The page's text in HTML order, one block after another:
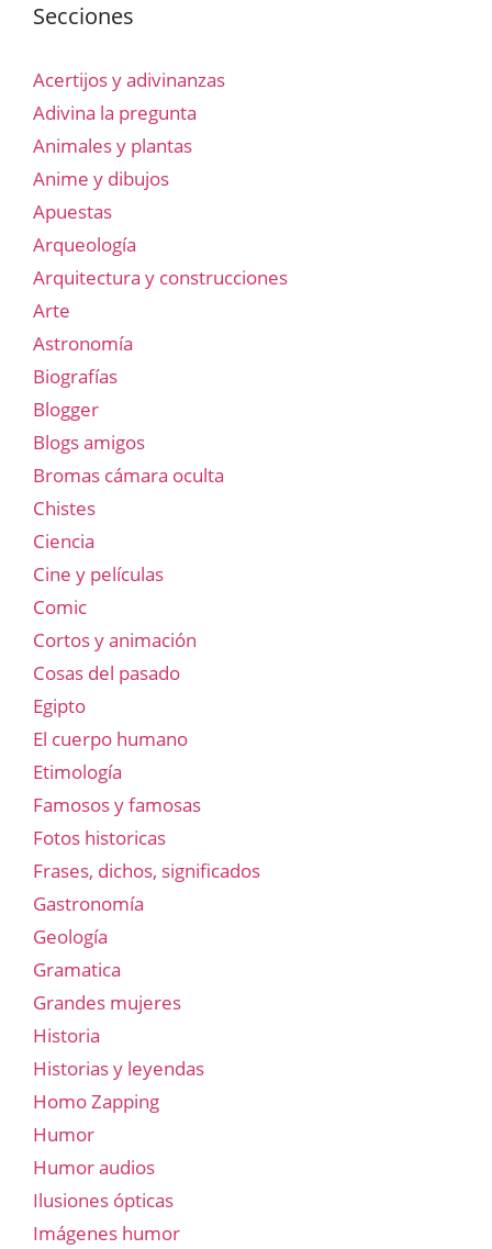
Secciones
Acertijos y adivinanzas
Adivina la pregunta
Animales y plantas
Anime y dibujos
Apuestas
Arqueología
Arquitectura y construcciones
Arte
Astronomía
Biografías
Blogger
Blogs amigos
Bromas cámara oculta
Chistes
Ciencia
Cine y películas
Comic
Cortos y animación
Cosas del pasado
Egipto
El cuerpo humano
Etimología
Famosos y famosas
Fotos historicas
Frases, dichos, significados
Gastronomía
Geología
Gramatica
Grandes mujeres
Historia
Historias y leyendas
Homo Zapping
Humor
Humor audios
Ilusiones ópticas
Imágenes humor